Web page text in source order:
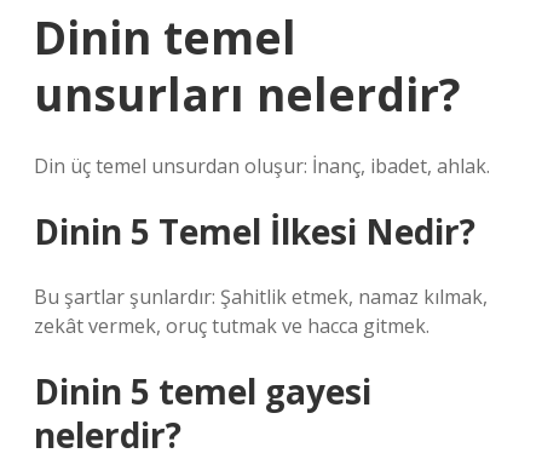
Dinin temel
unsurları nelerdir?
Din üç temel unsurdan oluşur: İnanç, ibadet, ahlak.
Dinin 5 Temel İlkesi Nedir?
Bu şartlar şunlardır: Şahitlik etmek, namaz kılmak,
zekât vermek, oruç tutmak ve hacca gitmek.
Dinin 5 temel gayesi
nelerdir?